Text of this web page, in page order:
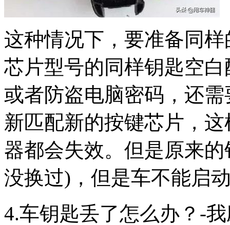
这种情况下，要准备同
芯片型号的同样钥匙空
或者防盗电脑密码，还
新匹配新的按键芯片，
器都会失效。但是原来
没换过)，但是车不能启
4.车钥匙丢了怎么办？-